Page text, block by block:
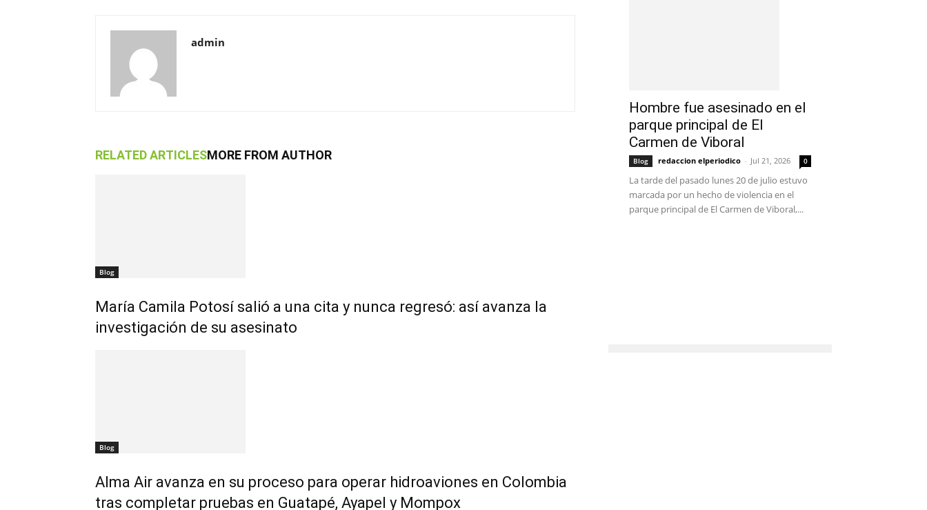
admin
RELATED ARTICLESMORE FROM AUTHOR
Blog
María Camila Potosí salió a una cita y nunca regresó: así avanza la
investigación de su asesinato
Blog
Alma Air avanza en su proceso para operar hidroaviones en Colombia
tras completar pruebas en Guatapé, Ayapel y Mompox
Hombre fue asesinado en el
parque principal de El
Carmen de Viboral
Blog redaccion elperiodico - Jul 21, 2026 0
La tarde del pasado lunes 20 de julio estuvo
marcada por un hecho de violencia en el
parque principal de El Carmen de Viboral,...